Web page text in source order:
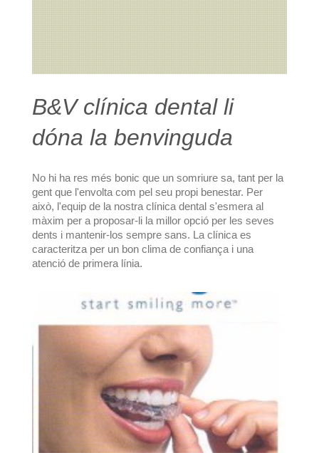
B&V clínica dental li
dóna la benvinguda
No hi ha res més bonic que un somriure sa, tant per la
gent que l'envolta com pel seu propi benestar. Per
això, l'equip de la nostra clínica dental s'esmera al
màxim per a proposar-li la millor opció per les seves
dents i mantenir-los sempre sans. La clínica es
caracteritza per un bon clima de confiança i una
atenció de primera línia.